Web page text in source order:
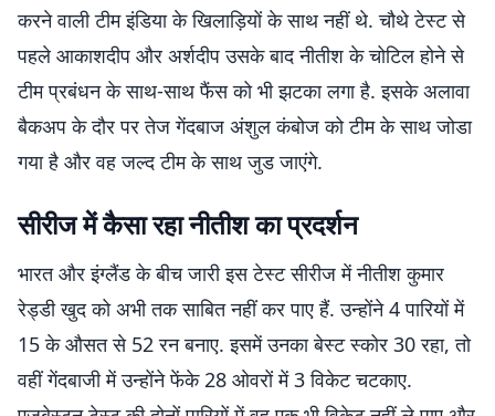
करने वाली टीम इंडिया के खिलाड़ियों के साथ नहीं थे. चौथे टेस्ट से
पहले आकाशदीप और अर्शदीप उसके बाद नीतीश के चोटिल होने से
टीम प्रबंधन के साथ-साथ फैंस को भी झटका लगा है. इसके अलावा
बैकअप के दौर पर तेज गेंदबाज अंशुल कंबोज को टीम के साथ जोडा
गया है और वह जल्द टीम के साथ जुड जाएंगे.
सीरीज में कैसा रहा नीतीश का प्रदर्शन
भारत और इंग्लैंड के बीच जारी इस टेस्ट सीरीज में नीतीश कुमार
रेड्डी खुद को अभी तक साबित नहीं कर पाए हैं. उन्होंने 4 पारियों में
15 के औसत से 52 रन बनाए. इसमें उनका बेस्ट स्कोर 30 रहा, तो
वहीं गेंदबाजी में उन्होंने फेंके 28 ओवरों में 3 विकेट चटकाए.